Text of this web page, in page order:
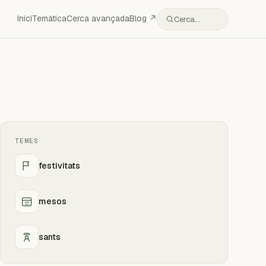
IniciTemàticaCerca avançadaBlog ↗ Cerca…
TEMES
festivitats
mesos
sants